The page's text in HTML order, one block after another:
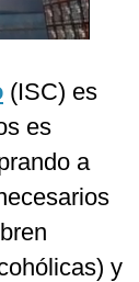
(ISC) es
es
a
y